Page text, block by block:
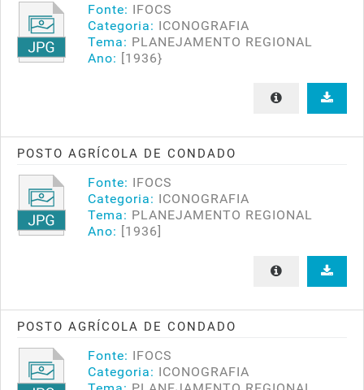
Fonte: IFOCS
Categoria: ICONOGRAFIA
Tema: PLANEJAMENTO REGIONAL
Ano: [1936}
POSTO AGRÍCOLA DE CONDADO
Fonte: IFOCS
Categoria: ICONOGRAFIA
Tema: PLANEJAMENTO REGIONAL
Ano: [1936]
POSTO AGRÍCOLA DE CONDADO
Fonte: IFOCS
Categoria: ICONOGRAFIA